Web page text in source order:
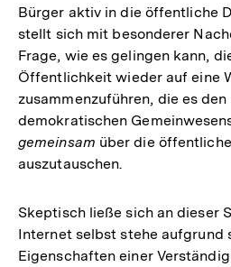
Bürger aktiv in die öffentliche
stellt sich mit besonderer
Frage, wie es gelingen kann,
Öffentlichkeit wieder auf eine
zusammenzuführen, die es
demokratischen
gemeinsam über die
auszutauschen.
Skeptisch ließe sich an dieser
Internet selbst stehe aufgrund
Eigenschaften einer